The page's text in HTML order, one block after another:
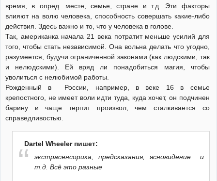
время, в опред. месте, семье, стране и т.д. Эти факторы
влияют на волю человека, способность совершать какие-либо
действия. Здесь важно и то, что у человека в голове.
Так, американка начала 21 века потратит меньше усилий для
того, чтобы стать независимой. Она вольна делать что угодно,
разумеется, будучи ограниченной законами (как людскими, так
и нелюдскими). Ей вряд ли понадобиться магия, чтобы
уволиться с нелюбимой работы.
Рожденный в России, например, в веке 16 в семье
крепостного, не имеет воли идти туда, куда хочет, он подчинен
барину и чаще терпит произвол, чем сталкивается со
справедливостью.
Dartel Wheeler пишет:
экстрасенсорика, предсказания, ясновидение и
т.д. Всё это разные